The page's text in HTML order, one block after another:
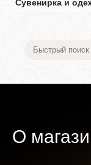
Сувенирка и
О